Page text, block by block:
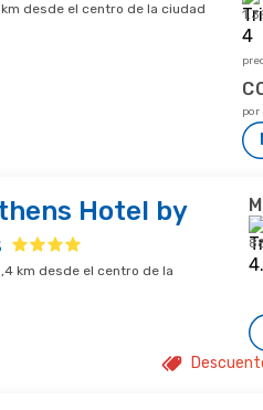
desde el centro de la ciudad
por
Hotel by
km desde el centro de la